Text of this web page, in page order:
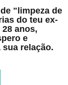
"limpeza de
do teu ex-
anos,
e
relação.